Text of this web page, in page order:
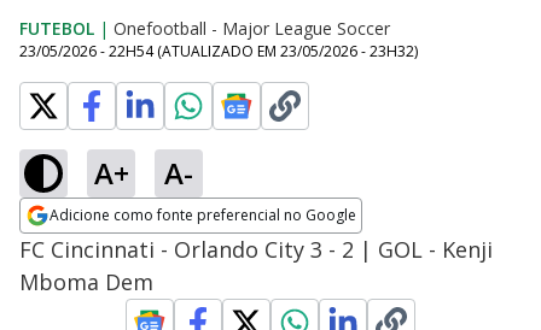
FUTEBOL | Onefootball - Major League Soccer
23/05/2026 - 22H54 (ATUALIZADO EM 23/05/2026 - 23H32)
A+ A-
Adicione como fonte preferencial no Google
Opens in new window
FC Cincinnati - Orlando City 3 - 2 | GOL - Kenji
Mboma Dem